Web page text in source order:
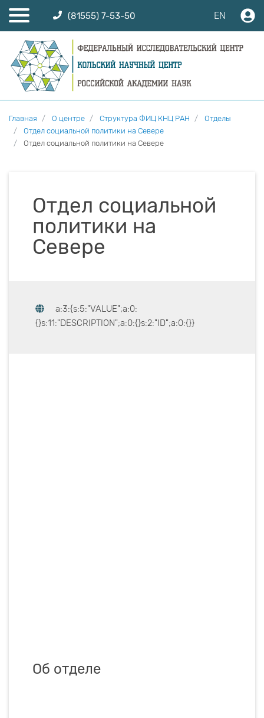
(81555) 7-53-50 EN
Главная О центре Структура ФИЦ КНЦ РАН
Отделы
Отдел социальной политики на Севере
Отдел социальной политики на Севере
Отдел социальной
политики на
Севере
a:3:{s:5:"VALUE";a:0:
{}s:11:"DESCRIPTION";a:0:{}s:2:"ID";a:0:{}}
Об отделе